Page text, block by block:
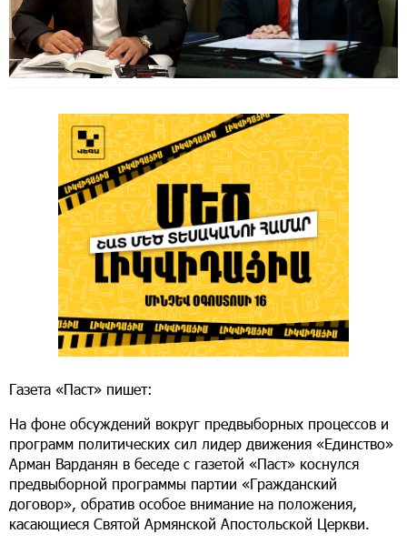
Газета «Паст» пишет:
На фоне обсуждений вокруг предвыборных процессов и
программ политических сил лидер движения «Единство»
Арман Варданян в беседе с газетой «Паст» коснулся
предвыборной программы партии «Гражданский
договор», обратив особое внимание на положения,
касающиеся Святой Армянской Апостольской Церкви.